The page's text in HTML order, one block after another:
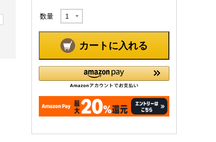
数量
カートに入れる